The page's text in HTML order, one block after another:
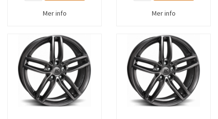
Mer info Mer info